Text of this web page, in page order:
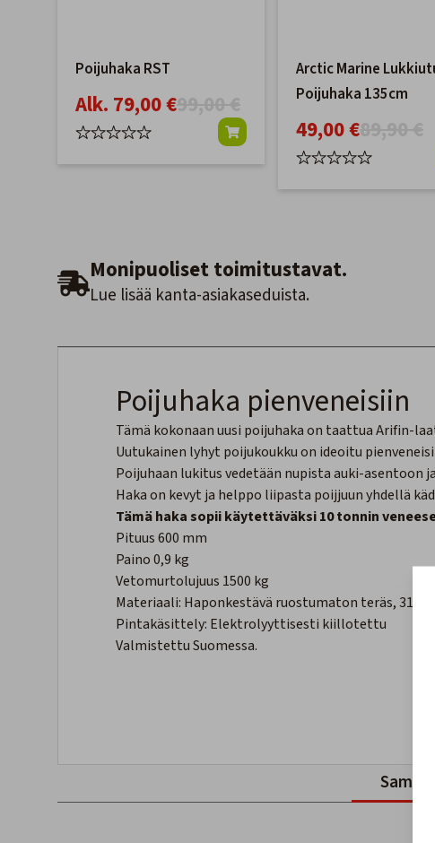
Poijuhaka RST
Alk. 79,00 €
Arctic Marine
Poijuhaka 135cm
49,00 €
Monipuoliset toimitustavat.
Lue lisää kanta-asiakaseduista.
Poijuhaka pienveneisiin
Tämä kokonaan uusi poijuhaka on taattua Arifin-
Uutukainen lyhyt poijukoukku on ideoitu
Poijuhaan lukitus vedetään nupista auki-asentoon
Haka on kevyt ja helppo liipasta poijjuun yhdellä
Tämä haka sopii käytettäväksi 10 tonnin
Pituus 600 mm
Paino 0,9 kg
Vetomurtolujuus 1500 kg
Materiaali: Haponkestävä ruostumaton teräs, 316L
Pintakäsittely: Elektrolyyttisesti kiillotettu
Valmistettu Suomessa.